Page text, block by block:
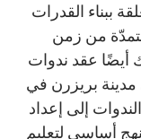
ببناء القدرات
من زمن
أيضًا عقد ندوات
بريزرن في
هذه الندوات إلى إعداد
أساسي لتعليم